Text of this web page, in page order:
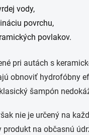
vody,
povrchu,
povlakov.
pri autách s
obnoviť hydrofóbny
šampón
nie je určený na
produkt na občasnú